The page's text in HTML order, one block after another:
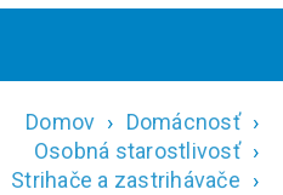
Domov › Domácnosť ›
Osobná starostlivosť ›
Strihače a zastrihávače ›